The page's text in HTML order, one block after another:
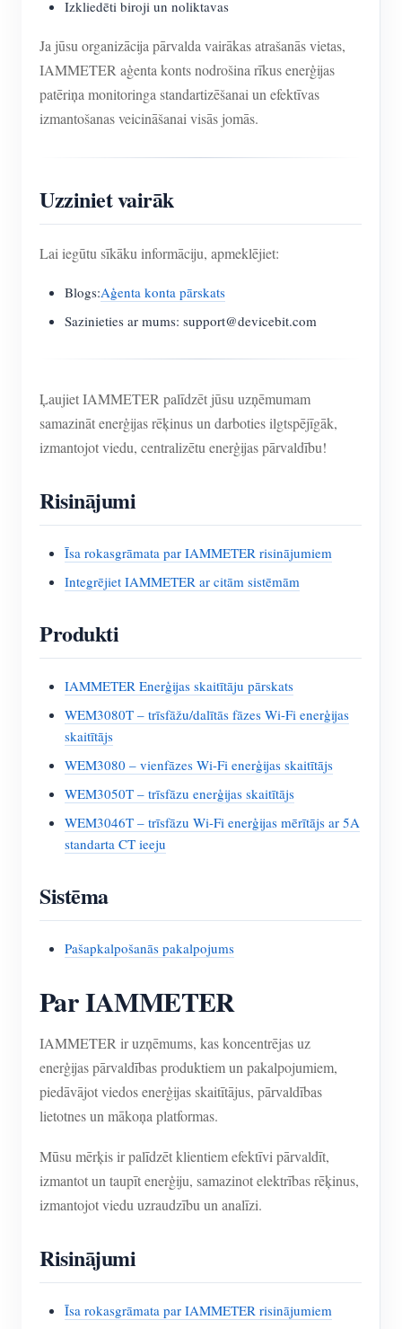
Izkliedēti biroji un noliktavas
Ja jūsu organizācija pārvalda vairākas atrašanās vietas,
IAMMETER aģenta konts nodrošina rīkus enerģijas
patēriņa monitoringa standartizēšanai un efektīvas
izmantošanas veicināšanai visās jomās.
Uzziniet vairāk
Lai iegūtu sīkāku informāciju, apmeklējiet:
Blogs:Aģenta konta pārskats
Sazinieties ar mums: support@devicebit.com
Ļaujiet IAMMETER palīdzēt jūsu uzņēmumam
samazināt enerģijas rēķinus un darboties ilgtspējīgāk,
izmantojot viedu, centralizētu enerģijas pārvaldību!
Risinājumi
Īsa rokasgrāmata par IAMMETER risinājumiem
Integrējiet IAMMETER ar citām sistēmām
Produkti
IAMMETER Enerģijas skaitītāju pārskats
WEM3080T – trīsfāžu/dalītās fāzes Wi-Fi enerģijas
skaitītājs
WEM3080 – vienfāzes Wi-Fi enerģijas skaitītājs
WEM3050T – trīsfāzu enerģijas skaitītājs
WEM3046T – trīsfāzu Wi-Fi enerģijas mērītājs ar 5A
standarta CT ieeju
Sistēma
Pašapkalpošanās pakalpojums
Par IAMMETER
IAMMETER ir uzņēmums, kas koncentrējas uz
enerģijas pārvaldības produktiem un pakalpojumiem,
piedāvājot viedos enerģijas skaitītājus, pārvaldības
lietotnes un mākoņa platformas.
Mūsu mērķis ir palīdzēt klientiem efektīvi pārvaldīt,
izmantot un taupīt enerģiju, samazinot elektrības rēķinus,
izmantojot viedu uzraudzību un analīzi.
Risinājumi
Īsa rokasgrāmata par IAMMETER risinājumiem